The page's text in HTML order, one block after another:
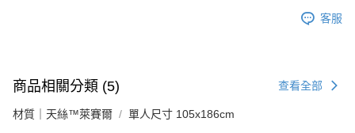
客服
商品相關分類 (5) 查看全部
材質｜天絲™萊賽爾 單人尺寸 105x186cm